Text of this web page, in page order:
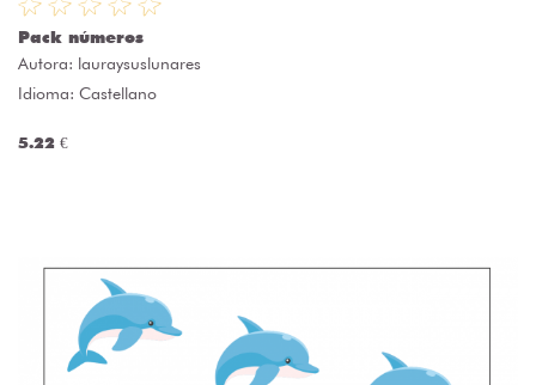
Pack números
Autora: lauraysuslunares
Idioma: Castellano
5.22 €